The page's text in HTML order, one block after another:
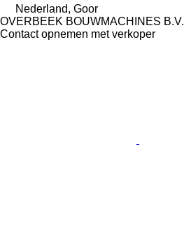
Nederland, Goor
OVERBEEK BOUWMACHINES B.V.
Contact opnemen met verkoper